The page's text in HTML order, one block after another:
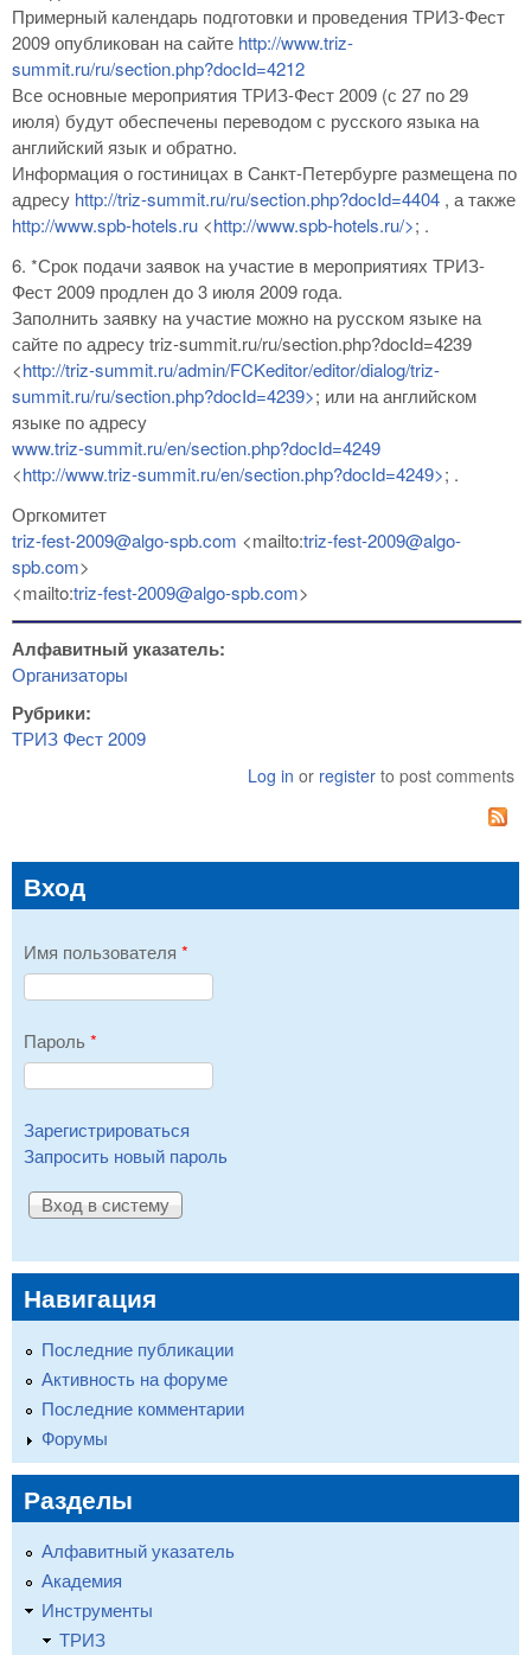
Примерный календарь подготовки и проведения ТРИЗ-Фест
2009 опубликован на сайте http://www.triz-
summit.ru/ru/section.php?docId=4212
Все основные мероприятия ТРИЗ-Фест 2009 (с 27 по 29
июля) будут обеспечены переводом с русского языка на
английский язык и обратно.
Информация о гостиницах в Санкт-Петербурге размещена по
адресу http://triz-summit.ru/ru/section.php?docId=4404 , а также
http://www.spb-hotels.ru <http://www.spb-hotels.ru/>; .
6. *Срок подачи заявок на участие в мероприятиях ТРИЗ-
Фест 2009 продлен до 3 июля 2009 года.
Заполнить заявку на участие можно на русском языке на
сайте по адресу triz-summit.ru/ru/section.php?docId=4239
<http://triz-summit.ru/admin/FCKeditor/editor/dialog/triz-
summit.ru/ru/section.php?docId=4239>; или на английском
языке по адресу
www.triz-summit.ru/en/section.php?docId=4249
<http://www.triz-summit.ru/en/section.php?docId=4249>; .
Оргкомитет
triz-fest-2009@algo-spb.com <mailto:triz-fest-2009@algo-
spb.com>
<mailto:triz-fest-2009@algo-spb.com>
Алфавитный указатель:
Организаторы
Рубрики:
ТРИЗ Фест 2009
Log in or register to post comments
Вход
Имя пользователя *
Пароль *
Зарегистрироваться
Запросить новый пароль
Навигация
Последние публикации
Активность на форуме
Последние комментарии
Форумы
Разделы
Алфавитный указатель
Академия
Инструменты
ТРИЗ